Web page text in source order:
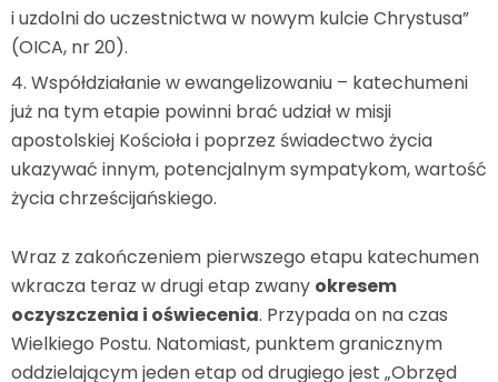
i uzdolni do uczestnictwa w nowym kulcie Chrystusa”
(OICA, nr 20).
Współdziałanie w ewangelizowaniu – katechumeni
już na tym etapie powinni brać udział w misji
apostolskiej Kościoła i poprzez świadectwo życia
ukazywać innym, potencjalnym sympatykom, wartość
życia chrześcijańskiego.
Wraz z zakończeniem pierwszego etapu katechumen
wkracza teraz w drugi etap zwany okresem
oczyszczenia i oświecenia. Przypada on na czas
Wielkiego Postu. Natomiast, punktem granicznym
oddzielającym jeden etap od drugiego jest „Obrzęd